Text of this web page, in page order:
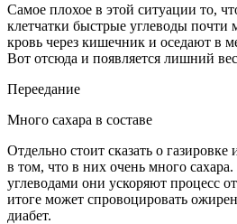
Самое плохое в этой ситуации то,
клетчатки быстрые углеводы
кровь через кишечник и оседают в
Вот отсюда и появляется лишний
Переедание
Много сахара в составе
Отдельно стоит сказать о
в том, что в них очень много
углеводами они ускоряют процесс
итоге может спровоцировать
диабет.